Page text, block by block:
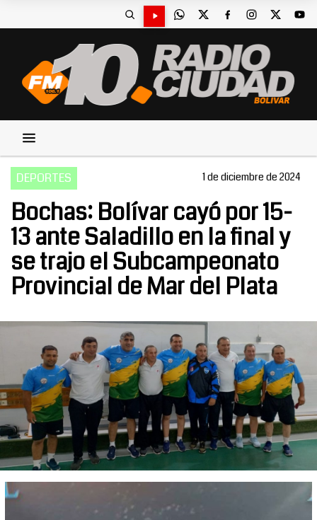
DEPORTES 1 de diciembre de 2024
Bochas: Bolívar cayó por 15-
13 ante Saladillo en la final y
se trajo el Subcampeonato
Provincial de Mar del Plata